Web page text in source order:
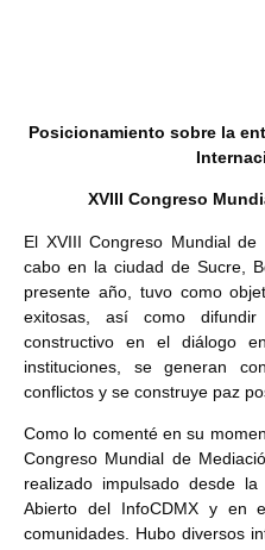
Posicionamiento sobre la
XVIII Congreso
El XVIII Congreso Mundial
cabo en la ciudad de Sucre,
presente año, tuvo como
exitosas, así como
constructivo en el diálogo
instituciones, se generan
conflictos y se construye paz
Como lo comenté en su
Congreso Mundial de
realizado impulsado desde
Abierto del InfoCDMX y en
comunidades. Hubo diversos